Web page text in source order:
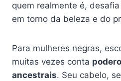
quem realmente é, desafia
em torno da beleza e do
Para mulheres negras,
muitas vezes conta
ancestrais. Seu cabelo,